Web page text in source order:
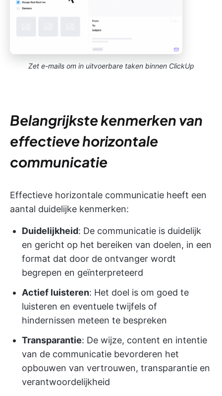
Zet e-mails om in uitvoerbare taken binnen ClickUp
Belangrijkste kenmerken van
effectieve horizontale
communicatie
Effectieve horizontale communicatie heeft een
aantal duidelijke kenmerken:
Duidelijkheid: De communicatie is duidelijk
en gericht op het bereiken van doelen, in een
format dat door de ontvanger wordt
begrepen en geïnterpreteerd
Actief luisteren: Het doel is om goed te
luisteren en eventuele twijfels of
hindernissen meteen te bespreken
Transparantie: De wijze, content en intentie
van de communicatie bevorderen het
opbouwen van vertrouwen, transparantie en
verantwoordelijkheid